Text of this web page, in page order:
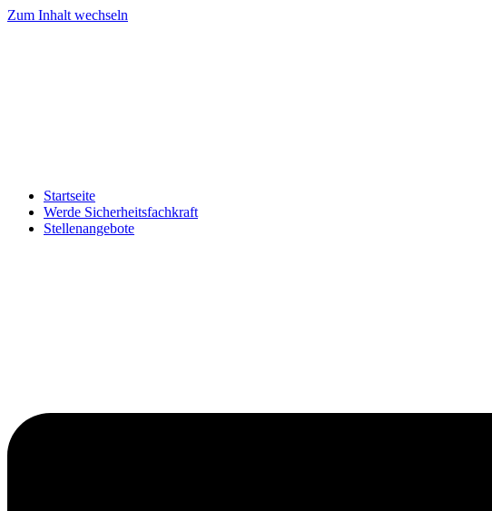
Zum Inhalt wechseln
Startseite
Werde Sicherheitsfachkraft
Stellenangebote